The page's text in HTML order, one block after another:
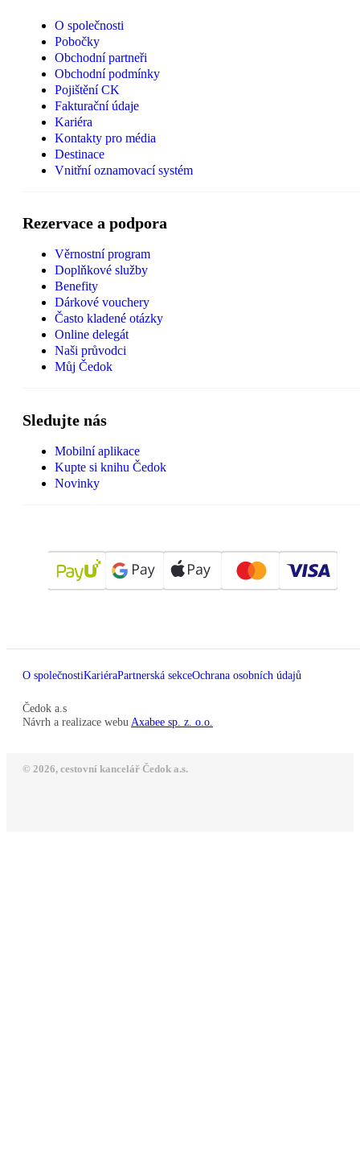
O společnosti
Pobočky
Obchodní partneři
Obchodní podmínky
Pojištění CK
Fakturační údaje
Kariéra
Kontakty pro média
Destinace
Vnitřní oznamovací systém
Rezervace a podpora
Věrnostní program
Doplňkové služby
Benefity
Dárkové vouchery
Často kladené otázky
Online delegát
Naši průvodci
Můj Čedok
Sledujte nás
Mobilní aplikace
Kupte si knihu Čedok
Novinky
O společnostiKariéraPartnerská sekceOchrana osobních údajů
Čedok a.s
Návrh a realizace webu Axabee sp. z. o.o.
© 2026, cestovní kancelář Čedok a.s.